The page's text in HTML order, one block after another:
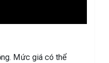
Mức giá có thể